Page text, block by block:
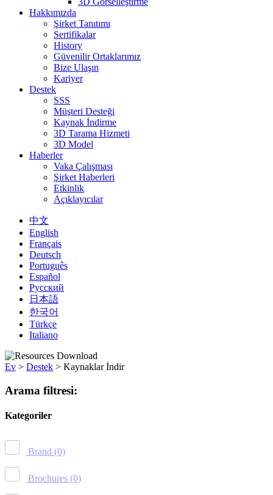
Hakkımızda
Şirket Tanıtımı
Sertifikalar
History
Güvenilir Ortaklarımız
Bize Ulaşın
Kariyer
Destek
SSS
Müşteri Desteği
Kaynak İndirme
3D Tarama Hizmeti
3D Model
Haberler
Vaka Çalışması
Şirket Haberleri
Etkinlik
Açıklayıcılar
中文
English
Français
Deutsch
Português
Español
Русский
日本語
한국어
Türkçe
Italiano
Ev > Destek > Kaynaklar İndir
Arama filtresi:
Kategoriler
Brand (0)
Brochures (0)